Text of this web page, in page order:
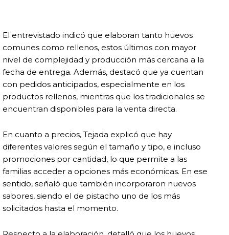
El entrevistado indicó que elaboran tanto huevos
comunes como rellenos, estos últimos con mayor
nivel de complejidad y producción más cercana a la
fecha de entrega. Además, destacó que ya cuentan
con pedidos anticipados, especialmente en los
productos rellenos, mientras que los tradicionales se
encuentran disponibles para la venta directa.
En cuanto a precios, Tejada explicó que hay
diferentes valores según el tamaño y tipo, e incluso
promociones por cantidad, lo que permite a las
familias acceder a opciones más económicas. En ese
sentido, señaló que también incorporaron nuevos
sabores, siendo el de pistacho uno de los más
solicitados hasta el momento.